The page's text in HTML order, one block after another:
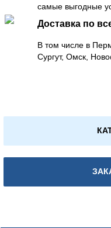
самые выгодные
Доставка по
В том числе в
Сургут, Омск,